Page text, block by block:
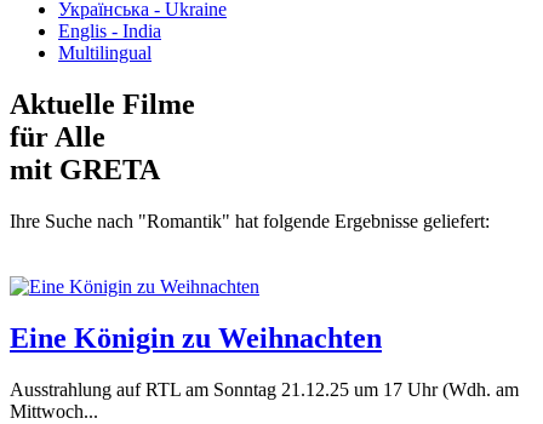
Українська - Ukraine
Englis - India
Multilingual
Aktuelle Filme
für Alle
mit GRETA
Ihre Suche nach "Romantik" hat folgende Ergebnisse geliefert:
Eine Königin zu Weihnachten
Ausstrahlung auf RTL am Sonntag 21.12.25 um 17 Uhr (Wdh. am
Mittwoch...